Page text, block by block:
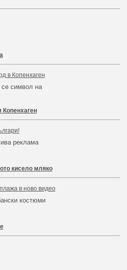
в Копенхаген
символ на
Копенхаген
реклама
кисело мляко
в ново видео
костюми